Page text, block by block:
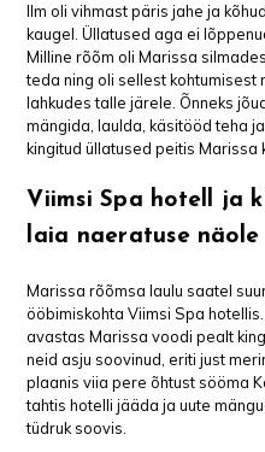
Ilm oli vihmast päris jahe ja
kaugel. Üllatused aga ei
Milline rõõm oli Marissa
teda ning oli sellest kohtumisest
lahkudes talle järele. Õnneks
mängida, laulda, käsitööd teha
kingitud üllatused peitis Marissa
Viimsi Spa hotell ja
laia naeratuse näole
Marissa rõõmsa laulu saatel
ööbimiskohta Viimsi Spa
avastas Marissa voodi pealt
neid asju soovinud, eriti just
plaanis viia pere õhtust sööma
tahtis hotelli jääda ja uute
tüdruk soovis.